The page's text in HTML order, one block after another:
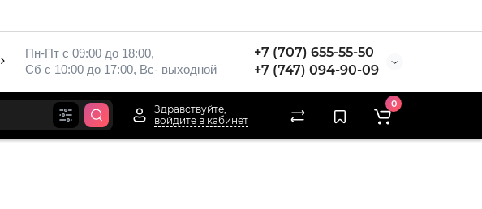
Пн-Пт с 09:00 до 18:00,
Сб с 10:00 до 17:00, Вс- выходной
+7 (707) 655-55-50
+7 (747) 094-90-09
Здравствуйте,
войдите в кабинет
0